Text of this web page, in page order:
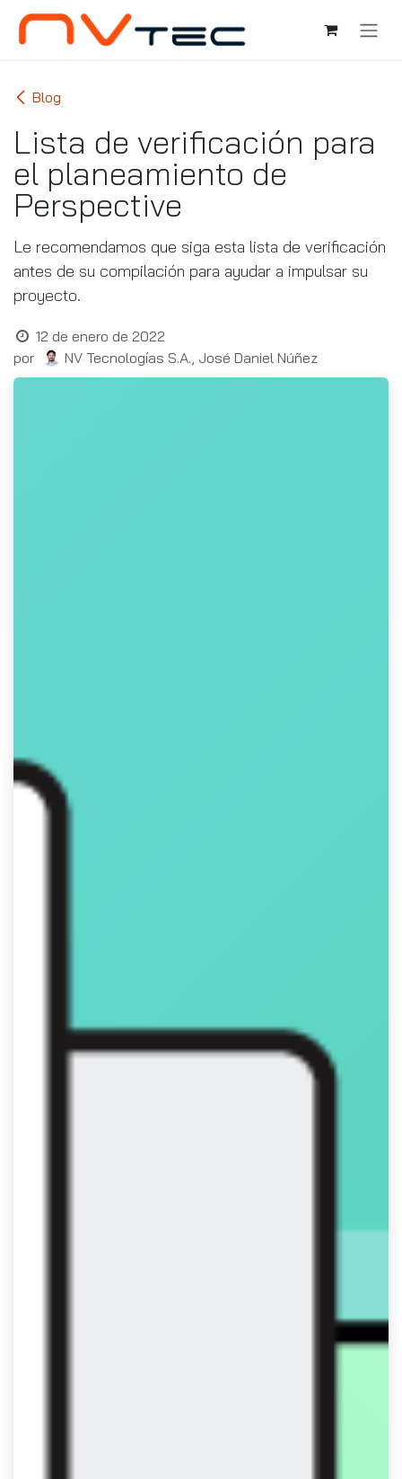
Ir al contenido
Blog
Lista de verificación para
el planeamiento de
Perspective
Le recomendamos que siga esta lista de verificación
antes de su compilación para ayudar a impulsar su
proyecto.
12 de enero de 2022
por
NV Tecnologías S.A., José Daniel Núñez